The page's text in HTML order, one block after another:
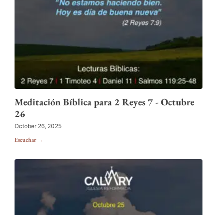
Meditación Bíblica para 2 Reyes 7 - Octubre
26
October 26, 2025
Escuchar →